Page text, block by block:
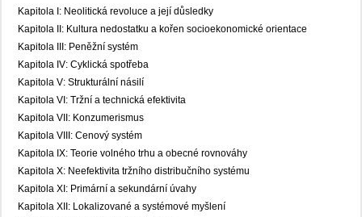
Kapitola I: Neolitická revoluce a její důsledky
Kapitola II: Kultura nedostatku a kořen socioekonomické orientace
Kapitola III: Peněžní systém
Kapitola IV: Cyklická spotřeba
Kapitola V: Strukturální násilí
Kapitola VI: Tržní a technická efektivita
Kapitola VII: Konzumerismus
Kapitola VIII: Cenový systém
Kapitola IX: Teorie volného trhu a obecné rovnováhy
Kapitola X: Neefektivita tržního distribučního systému
Kapitola XI: Primární a sekundární úvahy
Kapitola XII: Lokalizované a systémové myšlení